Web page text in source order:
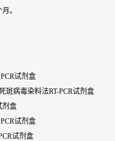
。
试剂盒
斑病毒染料法RT-PCR试剂盒
剂盒
试剂盒
试剂盒